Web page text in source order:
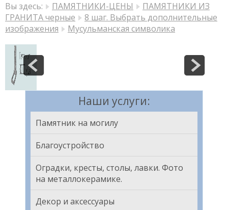
Вы здесь: ПАМЯТНИКИ-ЦЕНЫ
ПАМЯТНИКИ ИЗ
ГРАНИТА черные
8 шаг. Выбрать дополнительные
изображения
Мусульманская символика
Наши услуги:
Памятник на могилу
Благоустройство
Оградки, кресты, столы, лавки. Фото
на металлокерамике.
Декор и аксессуары